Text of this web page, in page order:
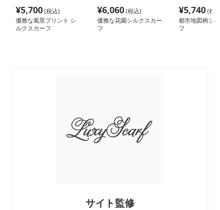
¥5,700(税込)
優雅な風景プリント シ
ルクスカーフ
¥6,060(税込)
優雅な花園シルクスカー
フ
¥5,740(税
都市地図柄シ
フ
サイト監修